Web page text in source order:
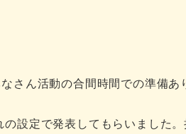
ん活動の合間時間での準備あ
設定で発表してもらいました